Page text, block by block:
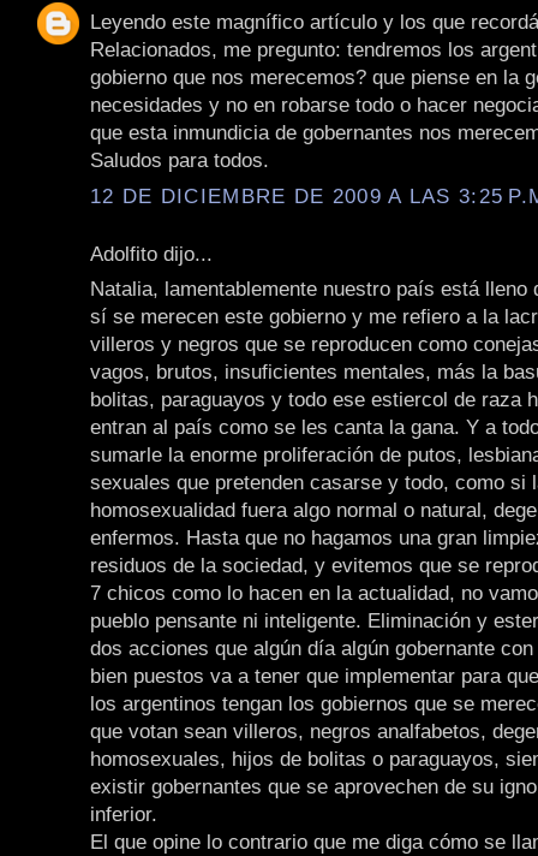
Leyendo este magnífico artículo y los que
Relacionados, me pregunto: tendremos los
gobierno que nos merecemos? que piense en la
necesidades y no en robarse todo o hacer
que esta inmundicia de gobernantes nos
Saludos para todos.
12 DE DICIEMBRE DE 2009 A LAS 3:25
Adolfito dijo...
Natalia, lamentablemente nuestro país está lleno
sí se merecen este gobierno y me refiero a la
villeros y negros que se reproducen como
vagos, brutos, insuficientes mentales, más la
bolitas, paraguayos y todo ese estiercol de raza
entran al país como se les canta la gana. Y a
sumarle la enorme proliferación de putos,
sexuales que pretenden casarse y todo, como si
homosexualidad fuera algo normal o natural,
enfermos. Hasta que no hagamos una gran
residuos de la sociedad, y evitemos que se
7 chicos como lo hacen en la actualidad, no
pueblo pensante ni inteligente. Eliminación y
dos acciones que algún día algún gobernante
bien puestos va a tener que implementar para
los argentinos tengan los gobiernos que se
que votan sean villeros, negros analfabetos,
homosexuales, hijos de bolitas o paraguayos,
existir gobernantes que se aprovechen de su
inferior.
El que opine lo contrario que me diga cómo se